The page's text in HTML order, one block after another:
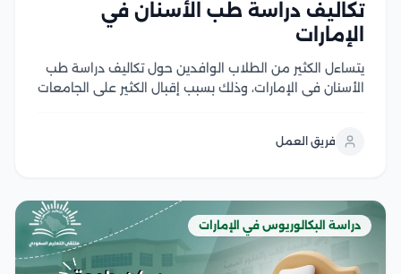
تكاليف دراسة طب الأسنان في
الإمارات
يتساءل الكثير من الطلاب الوافدين حول تكاليف دراسة طب
الأسنان في الإمارات، وذلك بسبب إقبال الكثير على الجامعات
الجامعات الإماراتية تكون معتمدة محليًا ودوليًا...
فريق العمل
دراسة البكالوريوس في الإمارات